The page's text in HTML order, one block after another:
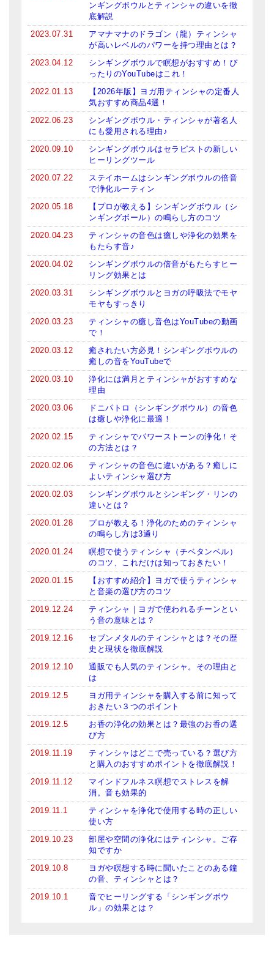
シンギングボウル入門本・CD
アウトレット
オリジナルグッズ
神々とつながるジュエリー
ヒーリング・マンダラポスター
ロゴステッカー・ポストカード各種
亡命チベット人尼僧のお守り・チャーム
チベット・マントラ・ヒーリングCD
ギフトラッピング
シンギングボウル講座
初級講座
倍音呼吸法レッスン
ビギナー講師・養成講座
アマナマナとは
About Us
メールお便り登録
LINEお友だち登録
特商法の表記
ンギングボウルとティンシャの違いを徹
底解説
2023.07.31
アマナマナのドラゴン（龍）ティンシャ
が高いレベルのパワーを持つ理由とは？
2023.04.12
シンギングボウルで瞑想がおすすめ！ぴ
ったりのYouTubeはこれ！
2022.01.13
【2026年版】ヨガ用ティンシャの定番人
気おすすめ商品4選！
2022.06.23
シンギングボウル・ティンシャが著名人
にも愛用される理由♪
2020.09.10
シンギングボウルはセラピストの新しい
ヒーリングツール
2020.07.22
ステイホームはシンギングボウルの倍音
で浄化ルーティン
2020.05.18
【プロが教える】シンギングボウル（シ
ンギングボール）の鳴らし方のコツ
2020.04.23
ティンシャの音色は癒しや浄化の効果を
もたらす音♪
2020.04.02
シンギングボウルの倍音がもたらすヒー
リング効果とは
2020.03.31
シンギングボウルとヨガの呼吸法でモヤ
モヤもすっきり
2020.03.23
ティンシャの癒し音色はYouTubeの動画
で！
2020.03.12
癒されたい方必見！シンギングボウルの
癒しの音をYouTubeで
2020.03.10
浄化には満月とティンシャがおすすめな
理由
2020.03.06
ドニパトロ（シンギングボウル）の音色
は癒しや浄化に最適！
2020.02.15
ティンシャでパワーストーンの浄化！そ
の方法とは？
2020.02.06
ティンシャの音色に違いがある？癒しに
よいティンシャ選び方
2020.02.03
シンギングボウルとシンギング・リンの
違いとは？
2020.01.28
プロが教える！浄化のためのティンシャ
の鳴らし方は3通り
2020.01.24
瞑想で使うティンシャ（チベタンベル）
のコツ、これだけは知っておきたい！
2020.01.15
【おすすめ紹介】ヨガで使うティンシャ
と音楽の選び方のコツ
2019.12.24
ティンシャ｜ヨガで使われるチーンとい
う音の意味とは？
2019.12.16
セブンメタルのティンシャとは？その歴
史と現状を徹底解説
2019.12.10
通販でも人気のティンシャ。その理由と
は
2019.12.5
ヨガ用ティンシャを購入する前に知って
おきたい３つのポイント
2019.12.5
お香の浄化の効果とは？最強のお香の選
び方
2019.11.19
ティンシャはどこで売っている？選び方
と購入のおすすめポイントを徹底解説！
2019.11.12
マインドフルネス瞑想でストレスを解
消。音も効果的
2019.11.1
ティンシャを浄化で使用する時の正しい
使い方
2019.10.23
部屋や空間の浄化にはティンシャ。ご存
知ですか
2019.10.8
ヨガや瞑想する時に聞いたことのある鐘
の音、ティンシャとは？
2019.10.1
音でヒーリングする「シンギングボウ
ル」の効果とは？